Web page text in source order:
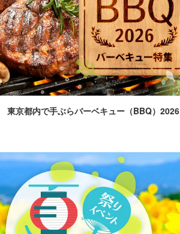
東京都内で手ぶらバーベキュー（BBQ）2026